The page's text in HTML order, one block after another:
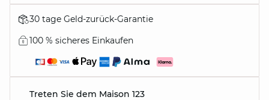
30 tage Geld-zurück-Garantie
100 % sicheres Einkaufen
Treten Sie dem Maison 123